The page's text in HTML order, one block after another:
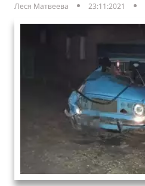
Леся Матвеева
23:11:2021